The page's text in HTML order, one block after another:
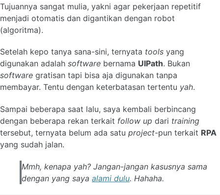
Tujuannya sangat mulia, yakni agar pekerjaan repetitif
menjadi otomatis dan digantikan dengan robot
(algoritma).
Setelah kepo tanya sana-sini, ternyata tools yang
digunakan adalah software bernama UIPath. Bukan
software gratisan tapi bisa aja digunakan tanpa
membayar. Tentu dengan keterbatasan tertentu yah.
Sampai beberapa saat lalu, saya kembali berbincang
dengan beberapa rekan terkait follow up dari training
tersebut, ternyata belum ada satu project-pun terkait RPA
yang sudah jalan.
Mmh, kenapa yah? Jangan-jangan kasusnya sama
dengan yang saya alami dulu. Hahaha.